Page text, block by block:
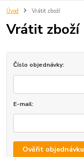
Úvod Vrátit zboží
Vrátit zboží
Číslo objednávky:
E-mail:
Ověřit objednávku